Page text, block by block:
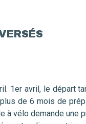
1er avril, le départ
de 6 mois de
à vélo demande une